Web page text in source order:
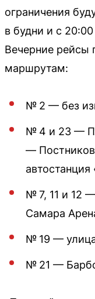
ограничения
в будни и с
Вечерние рейсы
маршрутам:
№ 2 — без
№ 4 и 23 —
—
№ 7, 11 и 12
Самара
№ 19 —
№ 21 —